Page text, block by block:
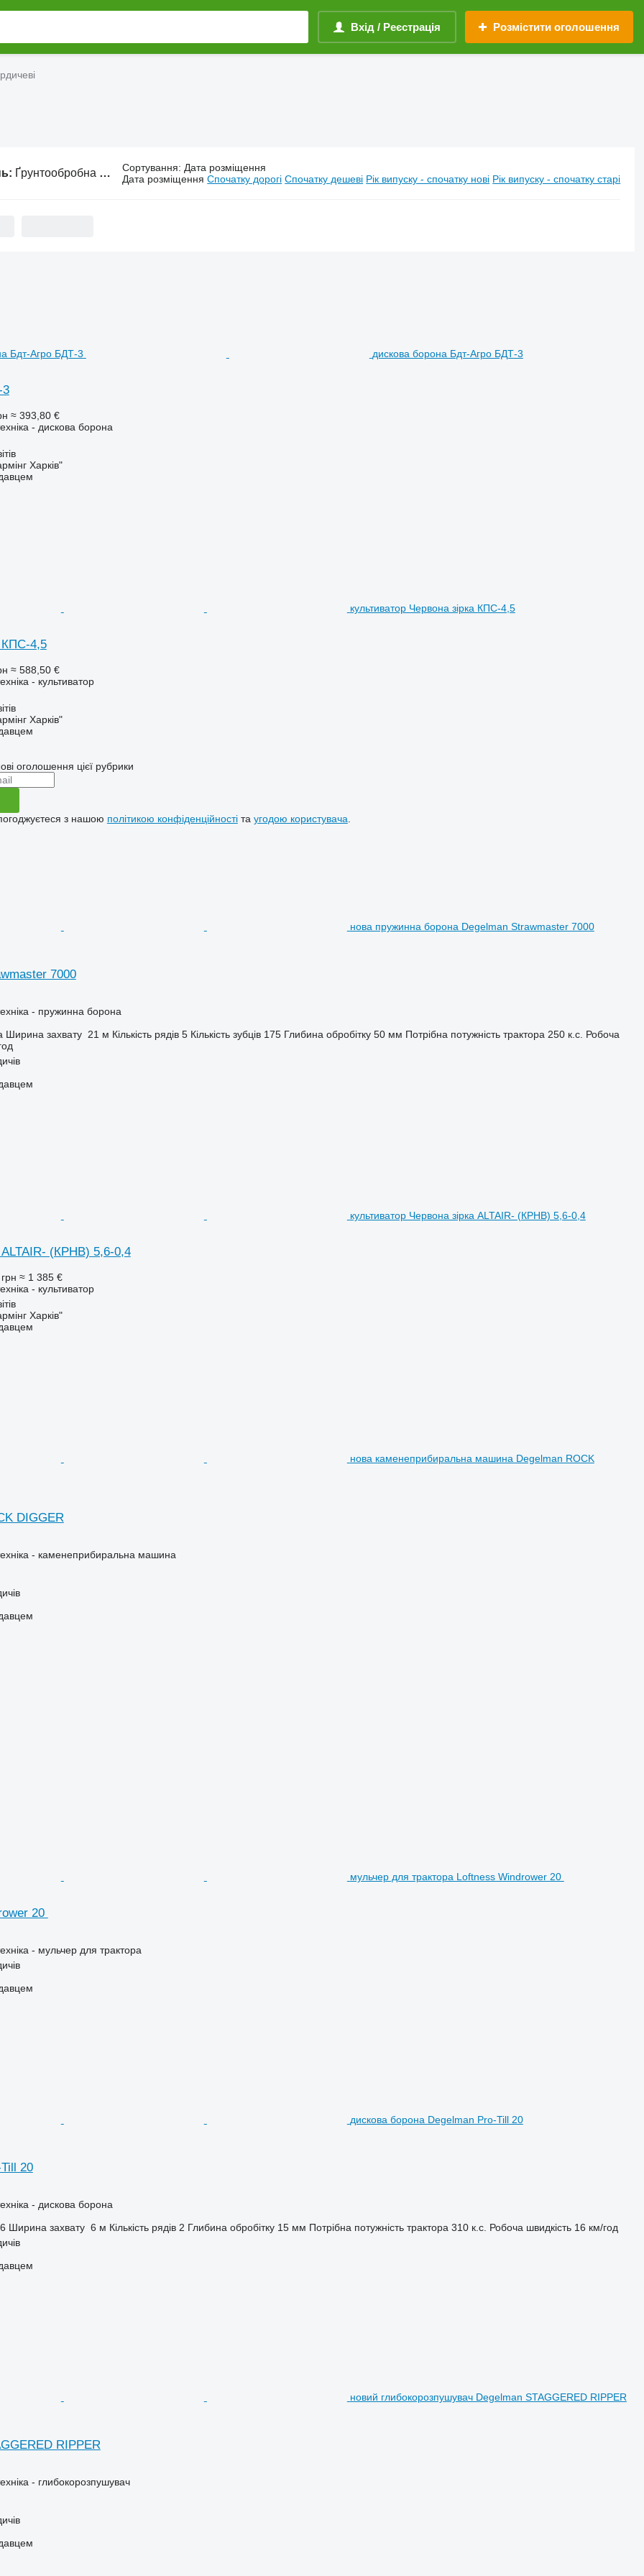
Вхід / Реєстрація Розмістити оголошення
Ґрунтообробна техніка в Бердичеві Сортування: Дата розміщення
Дата розміщення Спочатку дорогі Спочатку дешеві Рік випуску - спочатку нові Рік випуску - спочатку старі
дискова борона Бдт-Агро БДТ-3
3
≈ 393,80 €
- дискова борона
Харків"
культиватор Червона зірка КПС-4,5
КПС-4,5
≈ 588,50 €
- культиватор
Харків"
оголошення цієї рубрики
з нашою політикою конфіденційностіта угодою користувача
нова пружинна борона Degelman Strawmaster 7000
7000
- пружинна борона
Ширина захвату 21 м Кількість рядів 5 Кількість зубців 175 Глибина обробітку 50 мм Потрібна потужність трактора 250 к.с. Робоча
культиватор Червона зірка ALTAIR- (КРНВ) 5,6-0,4
ALTAIR- (КРНВ) 5,6-0,4
≈ 1 385 €
- культиватор
Харків"
нова каменеприбиральна машина Degelman ROCK
DIGGER
- каменеприбиральна машина
мульчер для трактора Loftness Windrower 20
20
- мульчер для трактора
дискова борона Degelman Pro-Till 20
20
- дискова борона
Ширина захвату 6 м Кількість рядів 2 Глибина обробітку 15 мм Потрібна потужність трактора 310 к.с. Робоча швидкість 16 км/год
новий глибокорозпушувач Degelman STAGGERED RIPPER
RIPPER
- глибокорозпушувач